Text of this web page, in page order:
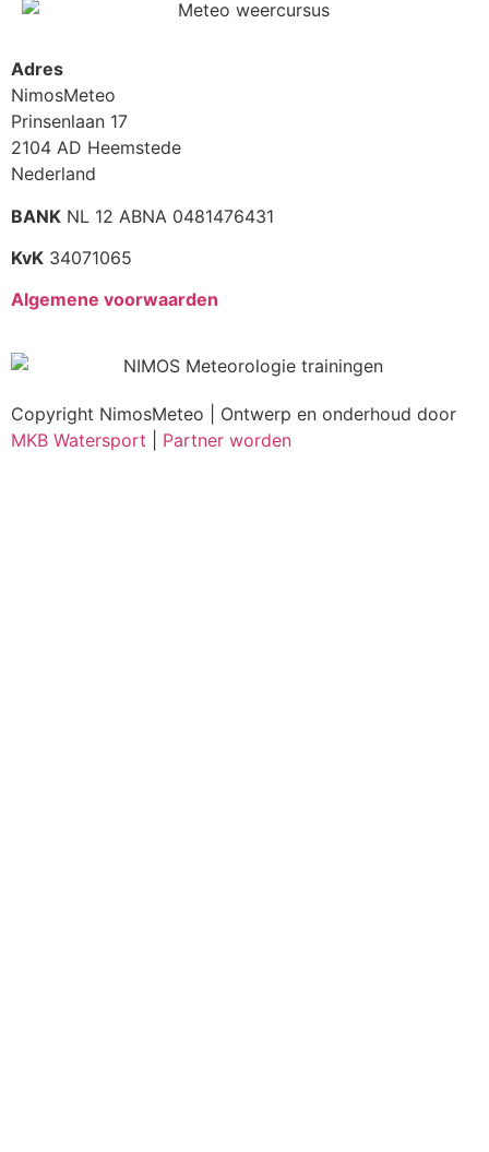
Adres
NimosMeteo
Prinsenlaan 17
2104 AD Heemstede
Nederland
BANK NL 12 ABNA 0481476431
KvK 34071065
Algemene voorwaarden
Copyright NimosMeteo | Ontwerp en onderhoud door
MKB Watersport
Partner worden